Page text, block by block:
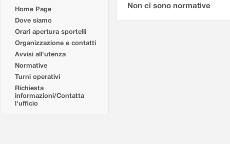
Home Page
Dove siamo
Orari apertura sportelli
Organizzazione e contatti
Avvisi all'utenza
Normative
Turni operativi
Richiesta
informazioni/Contatta
l'ufficio
Non ci sono normative